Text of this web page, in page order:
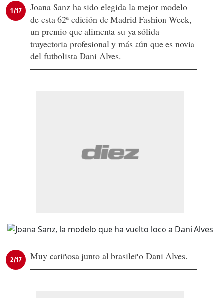
1/17
Joana Sanz ha sido elegida la mejor modelo
de esta 62ª edición de Madrid Fashion Week,
un premio que alimenta su ya sólida
trayectoria profesional y más aún que es novia
del futbolista Dani Alves.
2/17 Muy cariñosa junto al brasileño Dani Alves.